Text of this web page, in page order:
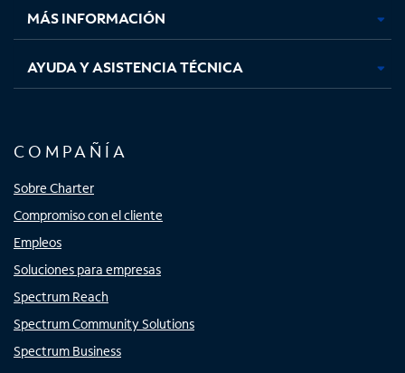
MÁS INFORMACIÓN
AYUDA Y ASISTENCIA TÉCNICA
COMPAÑÍA
Sobre Charter
Compromiso con el cliente
Empleos
Soluciones para empresas
Spectrum Reach
Spectrum Community Solutions
Spectrum Business